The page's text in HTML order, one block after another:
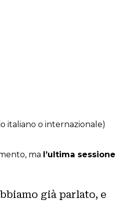
italiano o internazionale)
ma l’ultima sessione
già parlato, e